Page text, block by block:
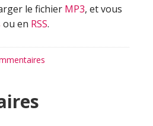
le fichier MP3, et vous
ou en RSS.